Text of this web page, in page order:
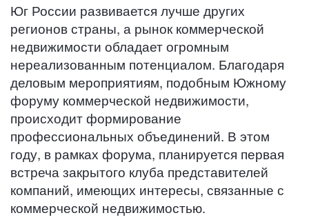
Юг России развивается лучше других
регионов страны, а рынок коммерческой
недвижимости обладает огромным
нереализованным потенциалом. Благодаря
деловым мероприятиям, подобным Южному
форуму коммерческой недвижимости,
происходит формирование
профессиональных объединений. В этом
году, в рамках форума, планируется первая
встреча закрытого клуба представителей
компаний, имеющих интересы, связанные с
коммерческой недвижимостью.